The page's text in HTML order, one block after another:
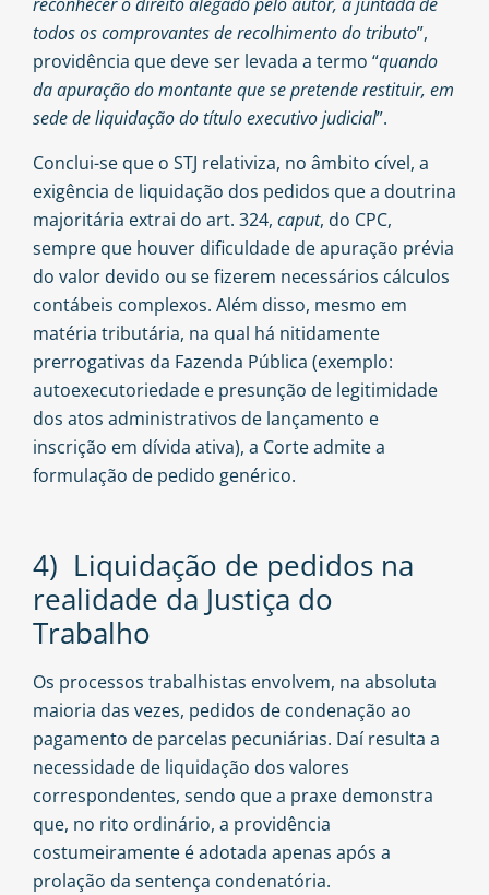
todos os comprovantes de recolhimento do tributo”,
providência que deve ser levada a termo “quando
da apuração do montante que se pretende restituir, em
sede de liquidação do título executivo judicial”.
Conclui-se que o STJ relativiza, no âmbito cível, a
exigência de liquidação dos pedidos que a doutrina
majoritária extrai do art. 324, caput, do CPC,
sempre que houver dificuldade de apuração prévia
do valor devido ou se fizerem necessários cálculos
contábeis complexos. Além disso, mesmo em
matéria tributária, na qual há nitidamente
prerrogativas da Fazenda Pública (exemplo:
autoexecutoriedade e presunção de legitimidade
dos atos administrativos de lançamento e
inscrição em dívida ativa), a Corte admite a
formulação de pedido genérico.
4) Liquidação de pedidos na
realidade da Justiça do
Trabalho
Os processos trabalhistas envolvem, na absoluta
maioria das vezes, pedidos de condenação ao
pagamento de parcelas pecuniárias. Daí resulta a
necessidade de liquidação dos valores
correspondentes, sendo que a praxe demonstra
que, no rito ordinário, a providência
costumeiramente é adotada apenas após a
prolação da sentença condenatória.